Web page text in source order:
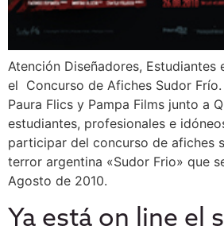
Atención Diseñadores, Estudiantes
el Concurso de Afiches Sudor
Paura Flics y Pampa Films junto a
estudiantes, profesionales e
participar del concurso de afiches
terror argentina «Sudor Frio» que
Agosto de 2010.
Ya está on line el